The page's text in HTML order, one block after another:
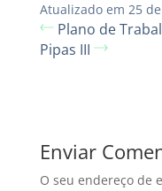
Atualizado em 25
Plano de
Pipas III
Enviar
O seu endereço de